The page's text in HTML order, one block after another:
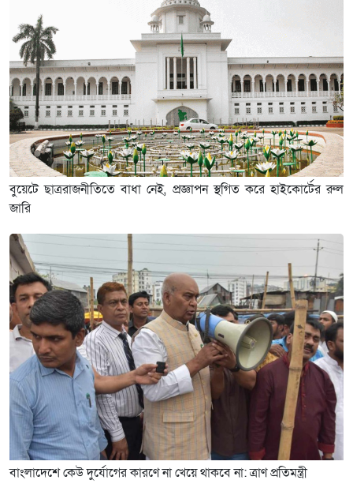
বুয়েটে ছাত্ররাজনীতিতে বাধা নেই, প্রজ্ঞাপন স্থগিত করে হাইকোর্টের রুল
জারি
বাংলাদেশে কেউ দুর্যোগের কারণে না খেয়ে থাকবে না: ত্রাণ প্রতিমন্ত্রী